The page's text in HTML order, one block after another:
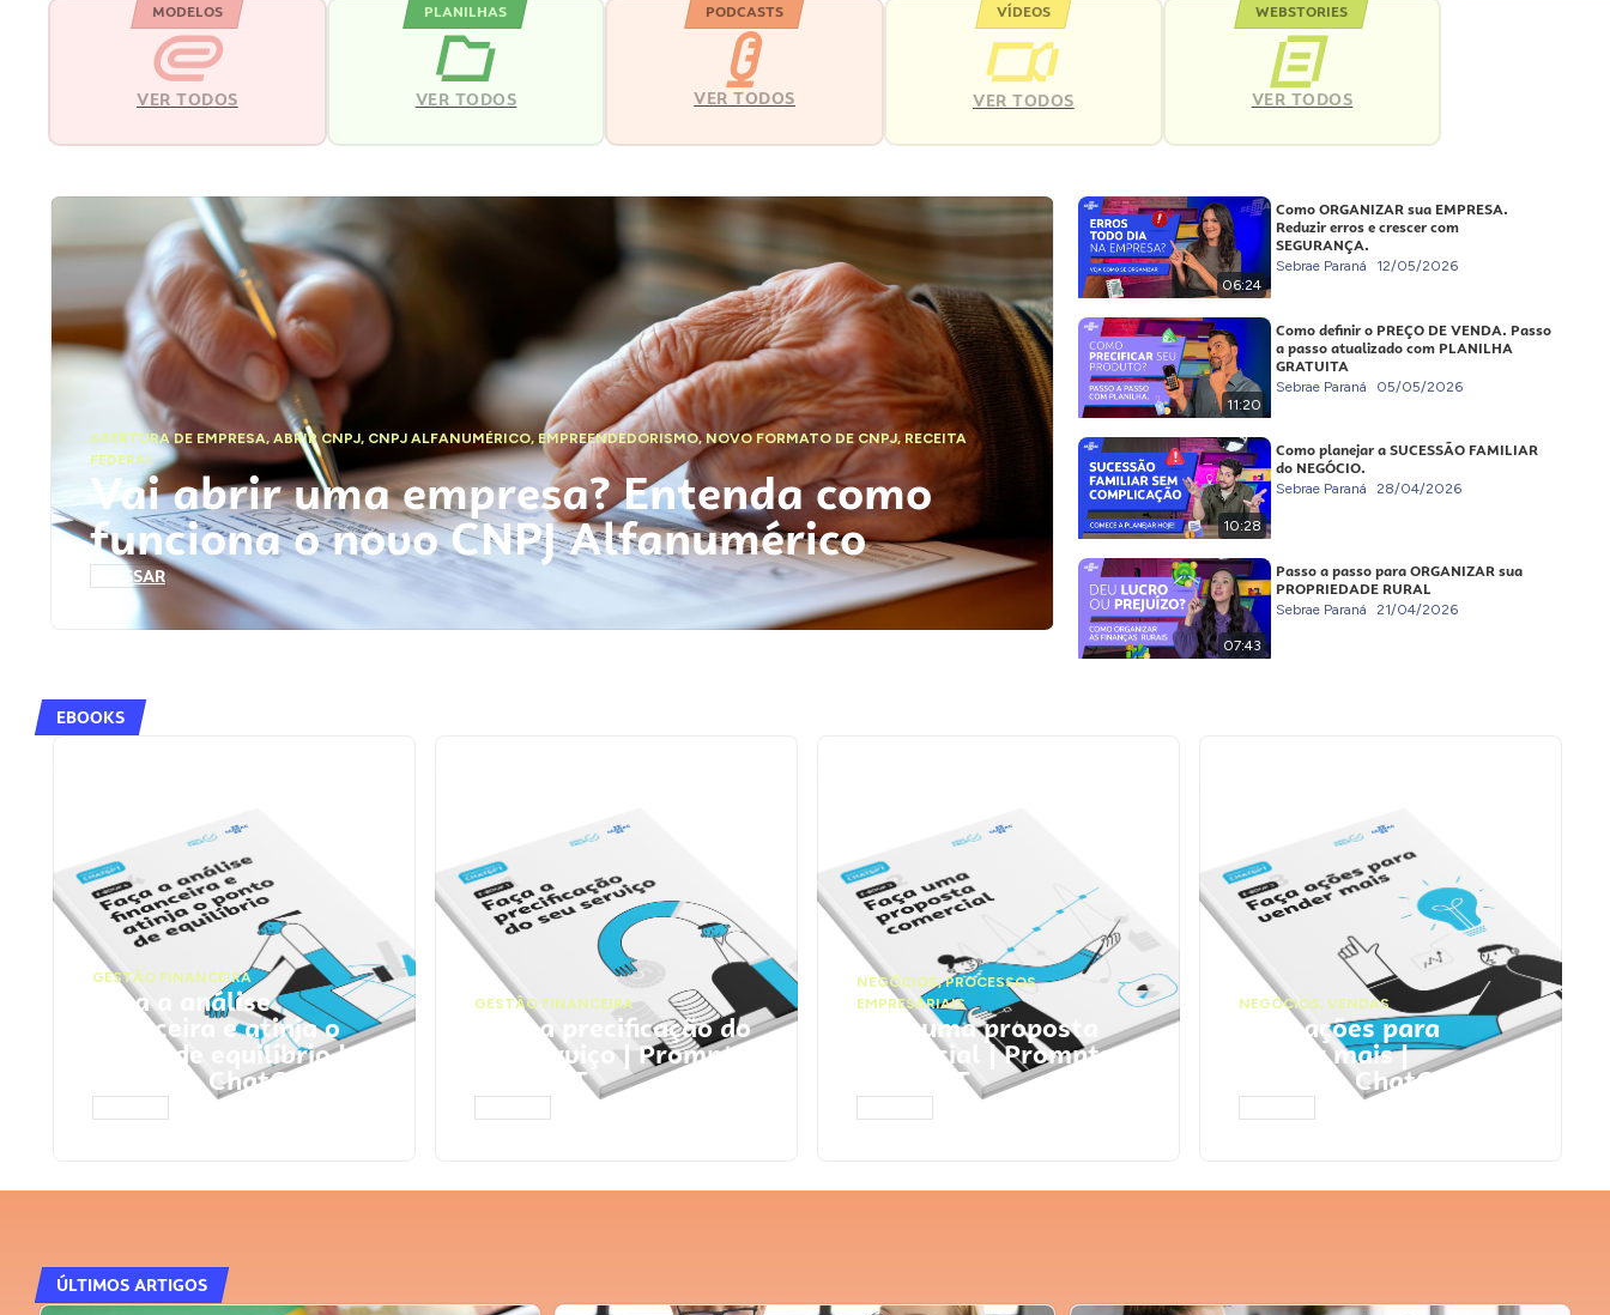
MODELOS
VER TODOS
PLANILHAS
VER TODOS
PODCASTS
VER TODOS
VÍDEOS
VER TODOS
WEBSTORIES
VER TODOS
ABERTURA DE EMPRESA,ABRIR CNPJ, CNPJ ALFANUMÉRICO, EMPREENDEDORISMO,NOVO FORMATO DE CNPJ,RECEITA
FEDERAL
Vai abrir uma empresa? Entenda como
funciona o novo CNPJ Alfanumérico
ACESSAR
06:24
Como ORGANIZAR sua EMPRESA.
Reduzir erros e crescer com
SEGURANÇA.
Sebrae Paraná 12/05/2026
11:20
Como definir o PREÇO DE VENDA. Passo
a passo atualizado com PLANILHA
GRATUITA
Sebrae Paraná 05/05/2026
10:28
Como planejar a SUCESSÃO FAMILIAR
do NEGÓCIO.
Sebrae Paraná 28/04/2026
07:43
Passo a passo para ORGANIZAR sua
PROPRIEDADE RURAL
Sebrae Paraná 21/04/2026
EBOOKS
GESTÃO FINANCEIRA
Faça a análise
financeira e atinja o
ponto de equilíbrio |
Prompts ChatGPT
GESTÃO FINANCEIRA
Faça a precificação do
seu serviço | Prompts
ChatGPT
NEGÓCIOS,PROCESSOS
EMPRESARIAIS
Faça uma proposta
comercial | Prompts
ChatGPT
NEGÓCIOS, VENDAS
Faça ações para
vender mais |
Prompts ChatGPT
ÚLTIMOS ARTIGOS